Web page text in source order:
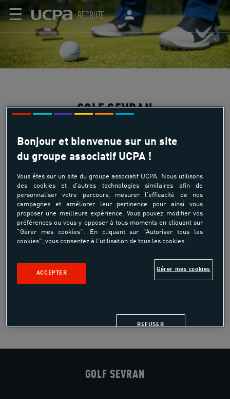
☰ RECRUTE
GOLF SEVRAN
Golf départemental de Seine-Saint-Denis, le centre
départemental d'initiation au golf de la Poudrerie est situé
sur les communes de Sevran et de Livry-Gargan, à 10 km
au nord-est de Paris. Il a pour vocation de rendre
accessible le golf à tous les âges, tous les niveaux et tous
les budgets. Le Golf de la Poudrerie offre la possibilité de
jouer sur le parcours ou de perfectionner sa technique au
accompagne aussi enfants et adultes, en pratique
encadrée, dans la découverte, l'apprentissage et la
progression.
GOLF SEVRAN
Bonjour et bienvenue sur un site
du groupe associatif UCPA !
Vous êtes sur un site du groupe associatif UCPA. Nous utilisons
des cookies et d'autres technologies similaires afin de
personnaliser votre parcours, mesurer l'efficacité de nos
campagnes et améliorer leur pertinence pour ainsi vous
proposer une meilleure expérience. Vous pouvez modifier vos
préférences ou vous y opposer à tous moments en cliquant sur
"Gérer mes cookies". En cliquant sur "Autoriser tous les
cookies", vous consentez à l'utilisation de tous les cookies.
Gérer mes cookies
REFUSER
ACCEPTER